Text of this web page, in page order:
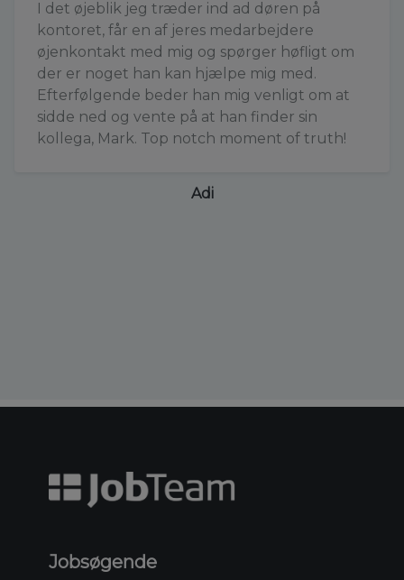
I det øjeblik jeg træder ind ad døren på
kontoret, får en af jeres medarbejdere
øjenkontakt med mig og spørger høfligt om
der er noget han kan hjælpe mig med.
Efterfølgende beder han mig venligt om at
sidde ned og vente på at han finder sin
kollega, Mark. Top notch moment of truth!
Adi
Jobsøgende